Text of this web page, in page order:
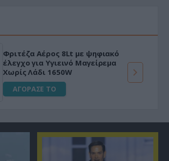
Φριτέζα Αέρος 8Lt με ψηφιακό
έλεγχο για Υγιεινό Μαγείρεμα
Χωρίς Λάδι 1650W
ΑΓΟΡΑΣΕ ΤΟ